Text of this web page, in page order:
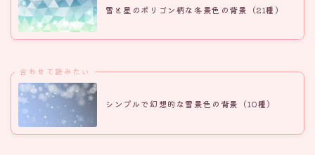
雪と星のポリゴン柄な冬景色の背景（21種）
合わせて読みたい
シンプルで幻想的な雪景色の背景（10種）